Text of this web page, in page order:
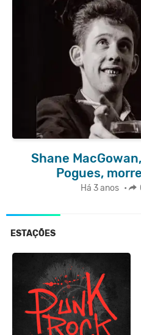
Shane
Pogues,
Há 3 anos •
ESTAÇÕES